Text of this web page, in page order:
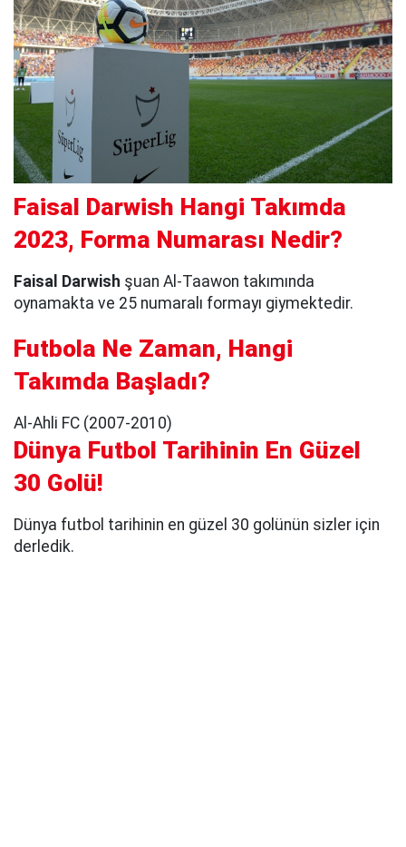
Faisal Darwish Hangi Takımda
2023, Forma Numarası Nedir?
Faisal Darwish şuan Al-Taawon takımında
oynamakta ve 25 numaralı formayı giymektedir.
Futbola Ne Zaman, Hangi
Takımda Başladı?
Al-Ahli FC (2007-2010)
Dünya Futbol Tarihinin En Güzel
30 Golü!
Dünya futbol tarihinin en güzel 30 golünün sizler için
derledik.